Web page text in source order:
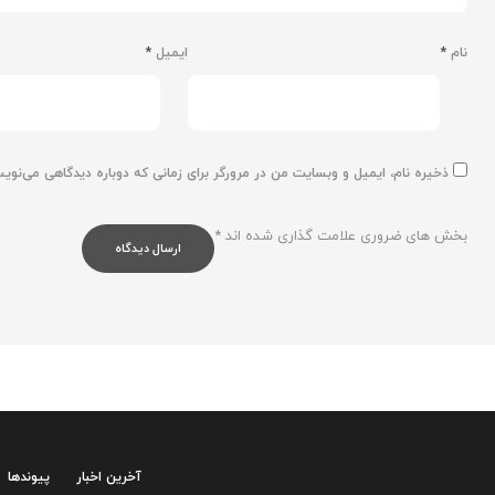
نام * ایمیل *
ذخیره نام، ایمیل و وبسایت من در مرورگر برای زمانی که دوباره دیدگاهی
بخش های ضروری علامت گذاری شده اند *
پیوندها آخرین اخبار